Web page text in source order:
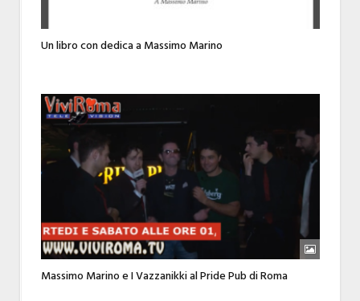
Un libro con dedica a Massimo Marino
Massimo Marino e I Vazzanikki al Pride Pub di Roma